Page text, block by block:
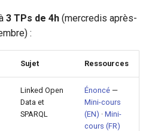
3 TPs de 4h (mercredis après-
:
Sujet Ressources
Linked Open
Data et
SPARQL
Énoncé —
Mini-cours
(EN) · Mini-
cours (FR)